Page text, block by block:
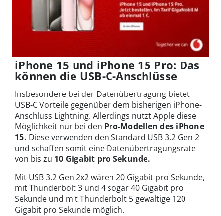
iPhone 15 und iPhone 15 Pro: Das
können die USB-C-Anschlüsse
Insbesondere bei der Datenübertragung bietet
USB-C Vorteile gegenüber dem bisherigen iPhone-
Anschluss Lightning. Allerdings nutzt Apple diese
Möglichkeit nur bei den Pro-Modellen des iPhone
15. Diese verwenden den Standard USB 3.2 Gen 2
und schaffen somit eine Datenübertragungsrate
von bis zu 10 Gigabit pro Sekunde.
Mit USB 3.2 Gen 2x2 wären 20 Gigabit pro Sekunde,
mit Thunderbolt 3 und 4 sogar 40 Gigabit pro
Sekunde und mit Thunderbolt 5 gewaltige 120
Gigabit pro Sekunde möglich.